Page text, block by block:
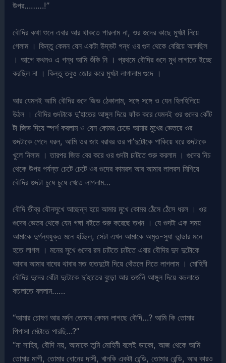
উপর………!”
বৌদির কথা শুনে এবার আর থাকতে পারলাম না, ওর গুদের কাছে মুখটা নিয়ে
গেলাম । কিন্তু কেমন যেন একটা উদ্ভট গন্ধ ওর গুদ থেকে বেরিয়ে আসছিল
। আগে কখনও এ গন্ধ আমি শুঁকি নি । প্রথমে বৌদির গুদে মুখ লাগাতে ইচ্ছে
করছিল না । কিন্তু তবুও জোর করে মুখটা লাগালাম গুদে ।
আর যেমনই আমি বৌদির গুদে জিভ ঠেকালাম, সঙ্গে সঙ্গে ও যেন হিলহিলিয়ে
উঠল । বৌদির গুদটাকে দু’হাতের আঙ্গুল দিয়ে ফাঁক করে যেমনই ওর গুদের কোঁট
টা জিভ দিয়ে স্পর্শ করলাম ও যেন কোমর চেড়ে আমার মুখের ভেতরে ওর
গুদটাকে গেদে ধরল, আমি ওর জাং বরাবর ওর পা’দুটোকে পাকিয়ে ধরে গুদটাকে
খুলে নিলাম । তারপর জিভ বের করে ওর গুদটা চাটতে শুরু করলাম । গুদের নিচ
থেকে উপর পর্যন্ত চেটে চেটে ওর গুদের কামরস আর আমার লালরস মিশিয়ে
বৌদির গুদটা চুষে চুষে খেতে লাগলাম…
বৌদি তীব্র যৌনসুখে আচ্ছন্ন হয়ে আমার মুখে কোমর ঠেঁসে ঠেঁসে ধরল । ওর
গুদের ভেতর থেকে যেন গঙ্গা বইতে শুরু করেছে তখন । যে গুদটা এক সময়
আমাকে দুর্গন্ধযুক্ত মনে হচ্ছিল, সেটা এখন আমাকে অমৃত-সুধা ভান্ডার মনে
হতে লাগল । মনের সুখে গুদের রস চাটতে চাটতে এবার বৌদির দুদ দুটোকে
আবার আমার বাঘের থাবার মত হাতদুটো দিয়ে থেঁতলে দিতে লাগলাম । মোহিনী
বৌদির দুদের বোঁটা দুটোকে দু’হাতের বুড়ো আর তর্জনি আঙ্গুল দিয়ে কচলাতে
কচলাতে বললাম……
“আমার চোষণ আর মর্দন তোমার কেমন লাগছে বৌদি…? আমি কি তোমার
পিপাসা মেটাতে পারছি…?”
“না সাহির, বৌদি নয়, আমাকে তুমি মোহিনী বলেই ডাকো, আজ থেকে আমি
তোমার মাগী, তোমার ধোনের দাসী, খানকি একটা রেন্ডি, তোমার রেন্ডি, আর কারও